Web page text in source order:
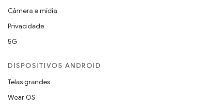
Câmera e mídia
Privacidade
5G
DISPOSITIVOS ANDROID
Telas grandes
Wear OS